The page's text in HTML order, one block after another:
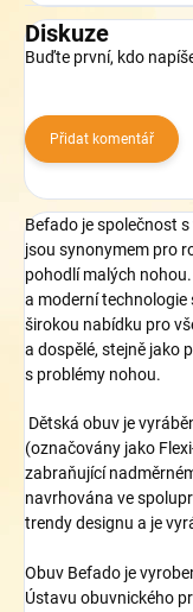
Diskuze
Buďte první, kdo
Přidat komentář
Befado je společnost s
jsou synonymem pro
pohodlí malých nohou.
a modernítechnologie
širokou nabídku pro
a dospělé, stejně jako
s problémy nohou.
Dětská obuv je
(označovány jako
zabraňující
navrhována ve
trendy designu a je
Obuv Befado je
Ústavu obuvnického